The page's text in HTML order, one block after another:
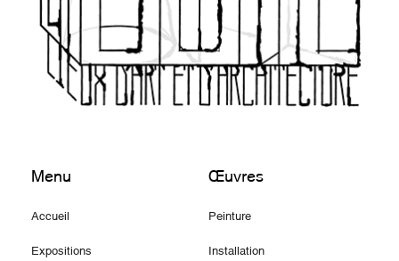
Menu
Accueil
Expositions
Œuvres
Peinture
Installation